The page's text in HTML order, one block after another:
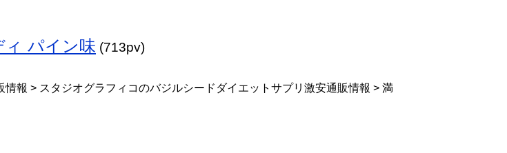
ィ パイン味 (713pv)
報 > スタジオグラフィコのバジルシードダイエットサプリ激安通販情報 > 満